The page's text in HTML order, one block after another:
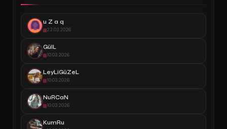
u Z a q
22.03.2026
GülL
10.03.2026
LeyLiGüZeL
10.03.2026
NuRCaN
10.03.2026
KumRu